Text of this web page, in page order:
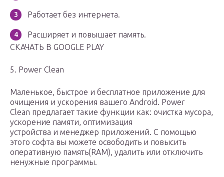
Работает без интернета.
Расширяет и повышает память.
СКАЧАТЬ В GOOGLE PLAY
5. Power Clean
Маленькое, быстрое и бесплатное приложение для
очищения и ускорения вашего Android. Power
Clean предлагает такие функции как: очистка мусора,
ускорение памяти, оптимизация
устройства и менеджер приложений. С помощью
этого софта вы можете освободить и повысить
оперативную память(RAM), удалить или отключить
ненужные программы.